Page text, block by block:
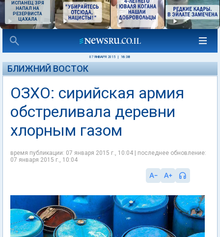
ИСПАНЕЦ ЗРЯ
НАПАЛ НА
РЕЗЕРВИСТА
ЦАХАЛА
07 ЯНВАРЯ 2015 16:38
БЛИЖНИЙ ВОСТОК
ОЗХО: сирийская армия
обстреливала деревни
хлорным газом
время публикации: 07 января 2015 г., 10:04 | последнее обновление:
07 января 2015 г., 10:04